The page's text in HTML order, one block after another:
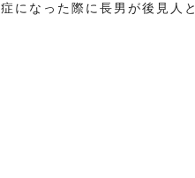
になった際に長男が後見人